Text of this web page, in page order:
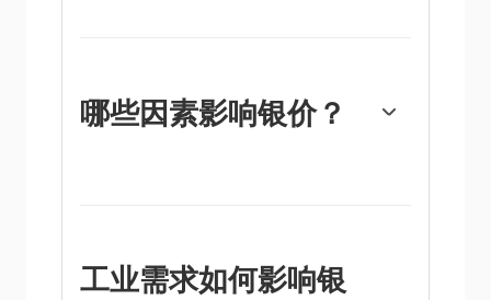
哪些因素影响银价？
利率的降低而上涨。它的变动还取决于美元
（USD）的表现，因为资产是以美元
工业需求如何影响银